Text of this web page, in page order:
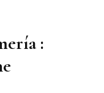
: